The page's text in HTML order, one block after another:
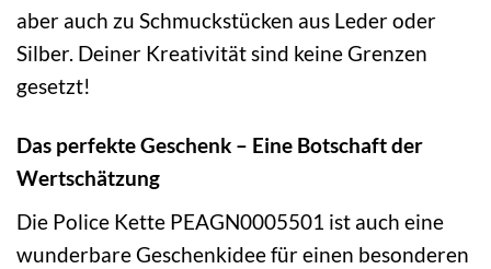
aber auch zu Schmuckstücken aus Leder oder
Silber. Deiner Kreativität sind keine Grenzen
gesetzt!
Das perfekte Geschenk – Eine Botschaft der
Wertschätzung
Die Police Kette PEAGN0005501 ist auch eine
wunderbare Geschenkidee für einen besonderen